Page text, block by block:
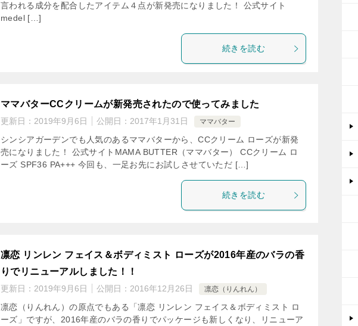
言われる成分を配合したアイテム４点が新発売になりました！ 公式サイト
medel […]
続きを読む
ママバターCCクリームが新発売されたので使ってみました
更新日： 2019年9月6日 公開日： 2017年1月31日 ママバター
シンシアガーデンでも人気のあるママバターから、CCクリーム ローズが新発
売になりました！ 公式サイトMAMA BUTTER（ママバター） CCクリーム ロ
ーズ SPF36 PA+++ 今回も、一足お先にお試しさせていただ […]
続きを読む
凛恋 リンレン フェイス＆ボディミスト ローズが2016年産のバラの香
りでリニューアルしました！！
更新日： 2019年9月6日 公開日： 2016年12月26日 凛恋（りんれん）
凛恋（りんれん）の原点でもある「凛恋 リンレン フェイス＆ボディミスト ロ
ーズ」ですが、2016年産のバラの香りでパッケージも新しくなり、リニューア